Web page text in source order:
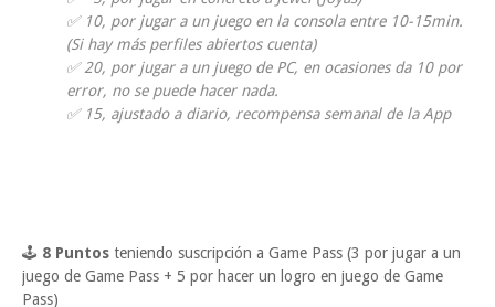
✅ 10, por jugar a un juego en la consola entre 10-15min.
(Si hay más perfiles abiertos cuenta)
✅ 20, por jugar a un juego de PC, en ocasiones da 10 por
error, no se puede hacer nada.
✅ 15, ajustado a diario, recompensa semanal de la App
🕹 8 Puntos teniendo suscripción a Game Pass (3 por jugar a un
juego de Game Pass + 5 por hacer un logro en juego de Game
Pass)